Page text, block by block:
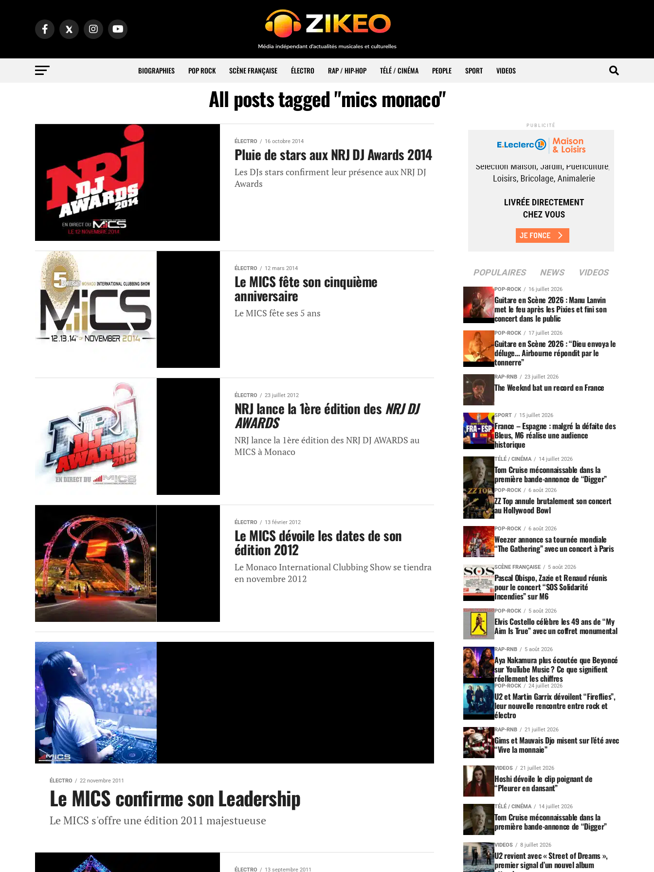
BIOGRAPHIES POP ROCK SCÈNE FRANÇAISE ÉLECTRO RAP / HIP-HOP TÉLÉ / CINÉMA PEOPLE SPORT VIDEOS
All posts tagged "mics monaco"
ÉLECTRO 16 octobre 2014
Pluie de stars aux NRJ DJ Awards 2014
Les DJs stars confirment leur présence aux NRJ DJ
Awards
ÉLECTRO 12 mars 2014
Le MICS fête son cinquième
anniversaire
Le MICS fête ses 5 ans
ÉLECTRO 23 juillet 2012
NRJ lance la 1ère édition des NRJ DJ
AWARDS
NRJ lance la 1ère édition des NRJ DJ AWARDS au
MICS à Monaco
ÉLECTRO 13 février 2012
Le MICS dévoile les dates de son
édition 2012
Le Monaco International Clubbing Show se tiendra
en novembre 2012
ÉLECTRO 22 novembre 2011
Le MICS confirme son Leadership
Le MICS s'offre une édition 2011 majestueuse
ÉLECTRO 13 septembre 2011
PUBLICITÉ
POPULAIRES NEWS VIDEOS
POP-ROCK 16 juillet 2026
Guitare en Scène 2026 : Manu Lanvin
met le feu après les Pixies et fini son
concert dans le public
POP-ROCK 17 juillet 2026
Guitare en Scène 2026 : “Dieu envoya le
déluge… Airbourne répondit par le
tonnerre”
RAP-RNB 23 juillet 2026
The Weeknd bat un record en France
SPORT 15 juillet 2026
France – Espagne : malgré la défaite des
Bleus, M6 réalise une audience
historique
TÉLÉ / CINÉMA 14 juillet 2026
Tom Cruise méconnaissable dans la
première bande-annonce de “Digger”
POP-ROCK 6 août 2026
ZZ Top annule brutalement son concert
au Hollywood Bowl
POP-ROCK 6 août 2026
Weezer annonce sa tournée mondiale
“The Gathering” avec un concert à Paris
SCÈNE FRANÇAISE 5 août 2026
Pascal Obispo, Zazie et Renaud réunis
pour le concert “SOS Solidarité
Incendies” sur M6
POP-ROCK 5 août 2026
Elvis Costello célèbre les 49 ans de “My
Aim Is True” avec un coffret monumental
RAP-RNB 5 août 2026
Aya Nakamura plus écoutée que Beyoncé
sur YouTube Music ? Ce que signifient
réellement les chiffres
POP-ROCK 24 juillet 2026
U2 et Martin Garrix dévoilent “Fireflies”,
leur nouvelle rencontre entre rock et
électro
RAP-RNB 21 juillet 2026
Gims et Mauvais Djo misent sur l’été avec
“Vive la monnaie”
VIDEOS 21 juillet 2026
Hoshi dévoile le clip poignant de
“Pleurer en dansant”
TÉLÉ / CINÉMA 14 juillet 2026
Tom Cruise méconnaissable dans la
première bande-annonce de “Digger”
VIDEOS 8 juillet 2026
U2 revient avec « Street of Dreams »,
premier signal d’un nouvel album